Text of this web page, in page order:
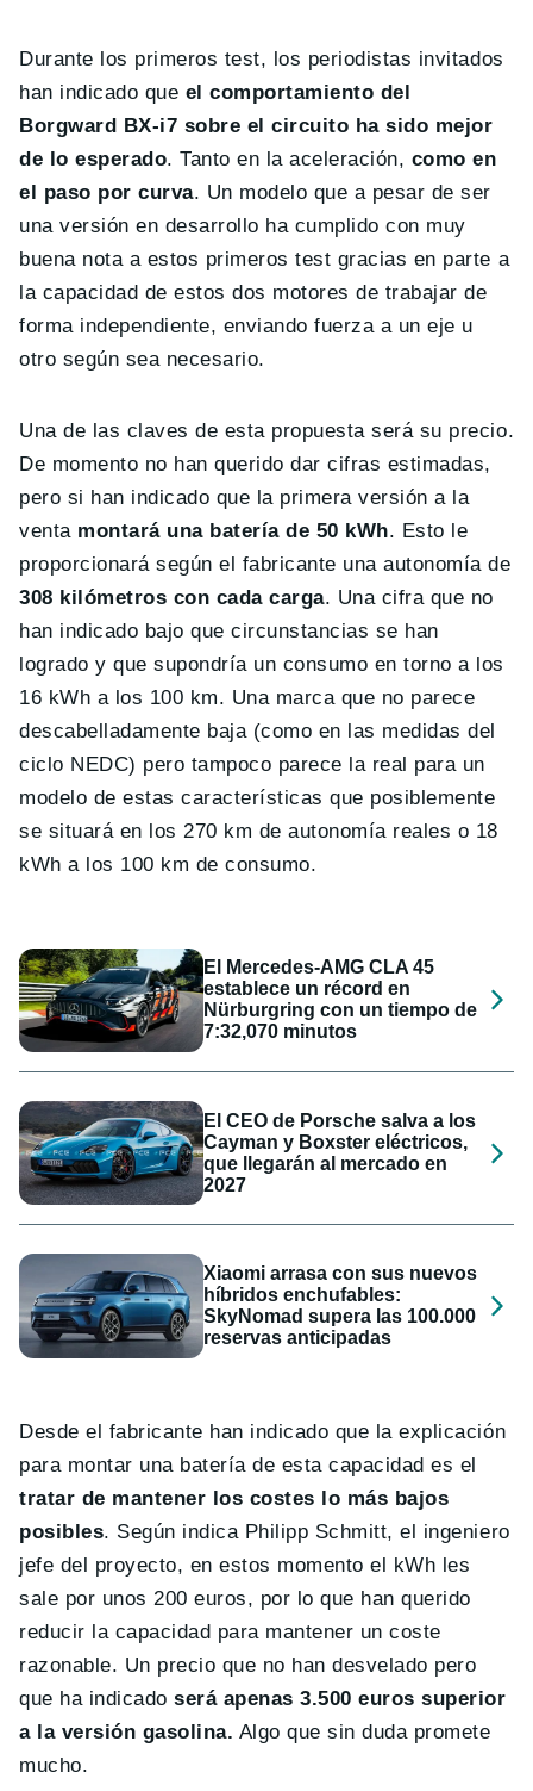
Durante los primeros test, los periodistas invitados
han indicado que el comportamiento del
Borgward BX-i7 sobre el circuito ha sido mejor
de lo esperado. Tanto en la aceleración, como en
el paso por curva. Un modelo que a pesar de ser
una versión en desarrollo ha cumplido con muy
buena nota a estos primeros test gracias en parte a
la capacidad de estos dos motores de trabajar de
forma independiente, enviando fuerza a un eje u
otro según sea necesario.
Una de las claves de esta propuesta será su precio.
De momento no han querido dar cifras estimadas,
pero si han indicado que la primera versión a la
venta montará una batería de 50 kWh. Esto le
proporcionará según el fabricante una autonomía de
308 kilómetros con cada carga. Una cifra que no
han indicado bajo que circunstancias se han
logrado y que supondría un consumo en torno a los
16 kWh a los 100 km. Una marca que no parece
descabelladamente baja (como en las medidas del
ciclo NEDC) pero tampoco parece la real para un
modelo de estas características que posiblemente
se situará en los 270 km de autonomía reales o 18
kWh a los 100 km de consumo.
El Mercedes-AMG CLA 45
establece un récord en
Nürburgring con un tiempo de
7:32,070 minutos
El CEO de Porsche salva a los
Cayman y Boxster eléctricos,
que llegarán al mercado en
2027
Xiaomi arrasa con sus nuevos
híbridos enchufables:
SkyNomad supera las 100.000
reservas anticipadas
Desde el fabricante han indicado que la explicación
para montar una batería de esta capacidad es el
tratar de mantener los costes lo más bajos
posibles. Según indica Philipp Schmitt, el ingeniero
jefe del proyecto, en estos momento el kWh les
sale por unos 200 euros, por lo que han querido
reducir la capacidad para mantener un coste
razonable. Un precio que no han desvelado pero
que ha indicadoserá apenas 3.500 euros superior
a la versión gasolina. Algo que sin duda promete
mucho.